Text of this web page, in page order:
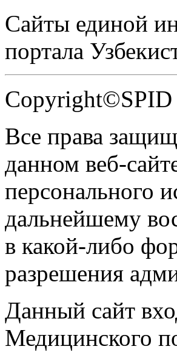
Сайты единой
портала
Copyright©SPID
Все права
данном веб-
персонального
дальнейшему
в какой-либо
разрешения
Данный сайт
Медицинского